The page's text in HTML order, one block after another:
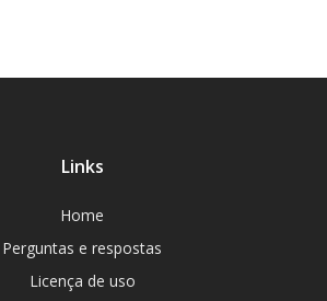
Links
Home
Perguntas e respostas
Licença de uso